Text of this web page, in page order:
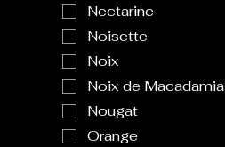
Nectarine
Noisette
Noix
Noix de Macadamia
Nougat
Orange